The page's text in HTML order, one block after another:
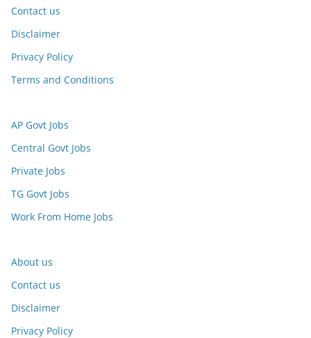
Contact us
Disclaimer
Privacy Policy
Terms and Conditions
AP Govt Jobs
Central Govt Jobs
Private Jobs
TG Govt Jobs
Work From Home Jobs
About us
Contact us
Disclaimer
Privacy Policy